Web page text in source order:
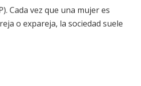
Cada vez que una mujer es
o expareja, la sociedad suele